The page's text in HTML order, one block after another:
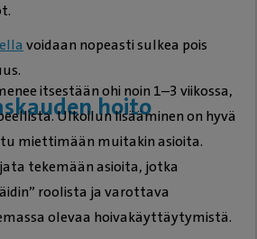
voidaan nopeasti sulkea pois
hoito
itsestään ohi noin 1–3 viikossa,
Ulkoilun lisääminen on hyvä
miettimään muitakin asioita.
tekemään asioita, jotka
roolista ja varottava
olevaa hoivakäyttäytymistä.